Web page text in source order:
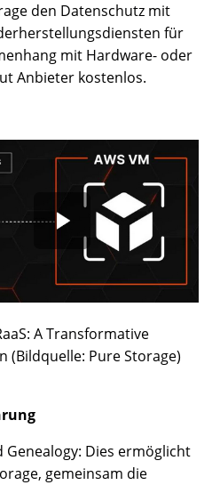
den Datenschutz mit
für
mit Hardware- oder
Anbieter kostenlos.
A Transformative
(Bildquelle: Pure Storage)
Genealogy: Dies ermöglicht
gemeinsam die